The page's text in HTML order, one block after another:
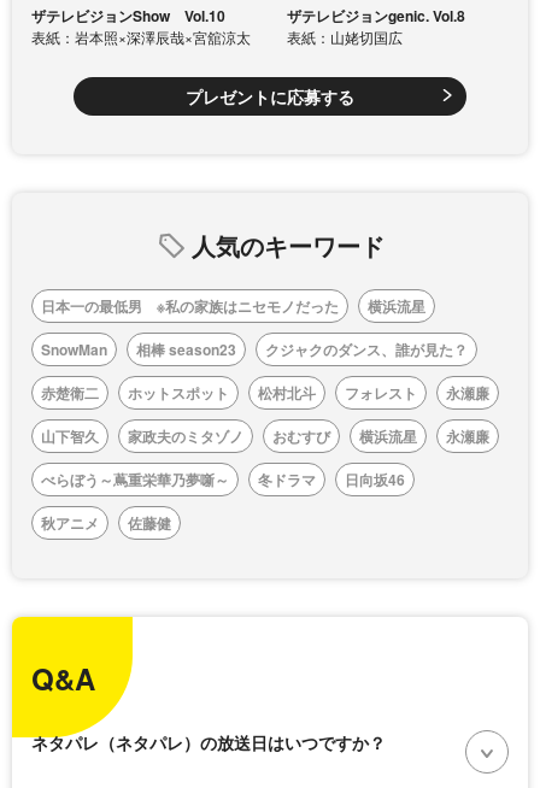
ザテレビジョンShow Vol.10
表紙：岩本照×深澤辰哉×宮舘涼太
ザテレビジョンgenic. Vol.8
表紙：山姥切国広
プレゼントに応募する
人気のキーワード
日本一の最低男 ※私の家族はニセモノだった
横浜流星
SnowMan
相棒 season23
クジャクのダンス、誰が見た？
赤楚衛二
ホットスポット 松村北斗 フォレスト
永瀬廉
山下智久
家政夫のミタゾノ おむすび 横浜流星
永瀬廉
べらぼう～蔦重栄華乃夢噺～
冬ドラマ
日向坂46
秋アニメ
佐藤健
Q&A
ネタパレ（ネタパレ）の放送日はいつですか？